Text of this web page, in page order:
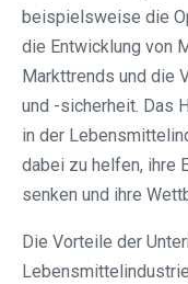
beispielsweise die
die Entwicklung von
Markttrends und die
und -sicherheit. Das
in der
dabei zu helfen, ihre
senken und ihre
Die Vorteile der